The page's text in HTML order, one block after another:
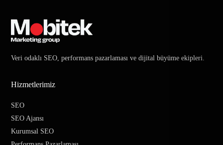
Veri odaklı SEO, performans pazarlaması ve dijital büyüme ekipleri.
Hizmetlerimiz
SEO
SEO Ajansı
Kurumsal SEO